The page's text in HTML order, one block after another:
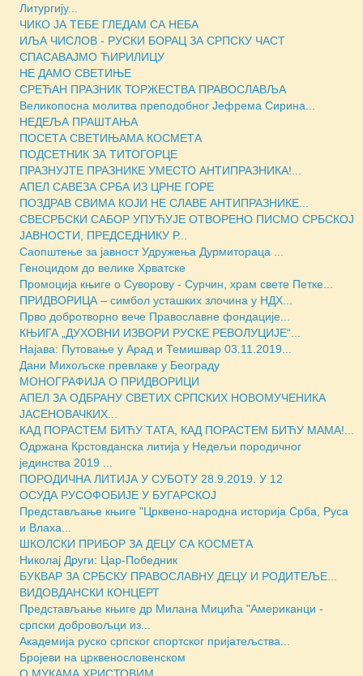
Литургију...
ЧИКО ЈА ТЕБЕ ГЛЕДАМ СА НЕБА
ИЉА ЧИСЛОВ - РУСКИ БОРАЦ ЗА СРПСКУ ЧАСТ
СПАСАВАЈМО ЋИРИЛИЦУ
НЕ ДАМО СВЕТИЊЕ
СРЕЋАН ПРАЗНИК ТОРЖЕСТВА ПРАВОСЛАВЉА
Великопосна молитва преподобног Јефрема Сирина...
НЕДЕЉА ПРАШТАЊА
ПОСЕТА СВЕТИЊАМА КОСМЕТА
ПОДСЕТНИК ЗА ТИТОГОРЦЕ
ПРАЗНУЈТЕ ПРАЗНИКЕ УМЕСТО АНТИПРАЗНИКА!...
АПЕЛ САВЕЗА СРБА ИЗ ЦРНЕ ГОРЕ
ПОЗДРАВ СВИМА КОЈИ НЕ СЛАВЕ АНТИПРАЗНИКЕ...
СВЕСРБСКИ САБОР УПУЋУЈЕ ОТВОРЕНО ПИСМО СРБСКОЈ
ЈАВНОСТИ, ПРЕДСЕДНИКУ Р...
Саопштење за јавност Удружења Дурмитораца ...
Геноцидом до велике Хрватске
Промоција књиге о Суворову - Сурчин, храм свете Петке...
ПРИДВОРИЦА – симбол усташких злочина у НДХ...
Прво добротворно вече Православне фондације...
КЊИГА „ДУХОВНИ ИЗВОРИ РУСКЕ РЕВОЛУЦИJЕ“...
Најава: Путовање у Арад и Темишвар 03.11.2019...
Дани Михољске превлаке у Београду
МОНОГРАФИЈА О ПРИДВОРИЦИ
АПЕЛ ЗА ОДБРАНУ СВЕТИХ СРПСКИХ НОВОМУЧЕНИКА
ЈАСЕНОВАЧКИХ...
КАД ПОРАСТЕМ БИЋУ ТАТА, КАД ПОРАСТЕМ БИЋУ МАМА!...
Одржана Крстовданска литија у Недељи породичног
јединства 2019 ...
ПОРОДИЧНА ЛИТИЈА У СУБОТУ 28.9.2019. У 12
ОСУДА РУСОФОБИЈЕ У БУГАРСКОЈ
Представљање књиге "Црквено-народна историја Срба, Руса
и Влаха...
ШКОЛСКИ ПРИБОР ЗА ДЕЦУ СА КОСМЕТА
Николај Други: Цар-Победник
БУКВАР ЗА СРБСКУ ПРАВОСЛАВНУ ДЕЦУ И РОДИТЕЉЕ...
ВИДОВДАНСКИ КОНЦЕРТ
Представљање књиге др Милана Мицића "Американци -
српски добровољци из...
Академија руско српског спортског пријатељства...
Бројеви на црквенословенском